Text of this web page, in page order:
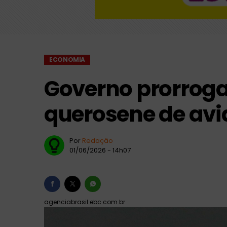
ECONOMIA
Governo
querosene de
Por Redação
01/06/2026 - 14h07
agenciabrasil.ebc.com.br